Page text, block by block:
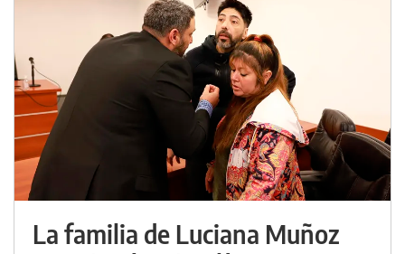
La familia de Luciana Muñoz